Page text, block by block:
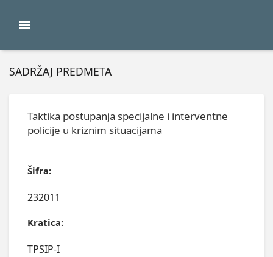
SADRŽAJ PREDMETA
Taktika postupanja specijalne i interventne
policije u kriznim situacijama
Šifra:
232011
Kratica:
TPSIP-I